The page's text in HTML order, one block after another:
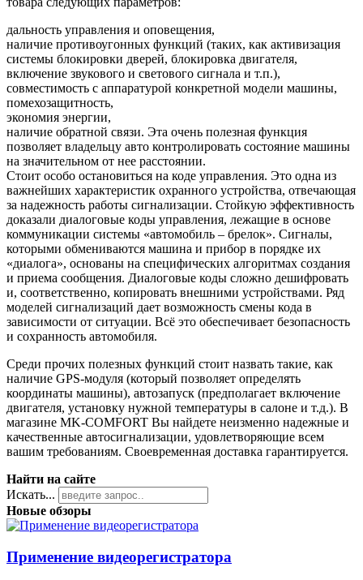
дальность управления и оповещения,
наличие противоугонных функций (таких, как активизация
системы блокировки дверей, блокировка двигателя,
включение звукового и светового сигнала и т.п.),
совместимость с аппаратурой конкретной модели машины,
помехозащитность,
экономия энергии,
наличие обратной связи. Эта очень полезная функция
позволяет владельцу авто контролировать состояние машины
на значительном от нее расстоянии.
Стоит особо остановиться на коде управления. Это одна из
важнейших характеристик охранного устройства, отвечающая
за надежность работы сигнализации. Стойкую эффективность
доказали диалоговые коды управления, лежащие в основе
коммуникации системы «автомобиль – брелок». Сигналы,
которыми обмениваются машина и прибор в порядке их
«диалога», основаны на специфических алгоритмах создания
и приема сообщения. Диалоговые коды сложно дешифровать
и, соответственно, копировать внешними устройствами. Ряд
моделей сигнализаций дает возможность смены кода в
зависимости от ситуации. Всё это обеспечивает безопасность
и сохранность автомобиля.
Среди прочих полезных функций стоит назвать такие, как
наличие GPS-модуля (который позволяет определять
координаты машины), автозапуск (предполагает включение
двигателя, установку нужной температуры в салоне и т.д.). В
магазине MK-COMFORT Вы найдете неизменно надежные и
качественные автосигнализации, удовлетворяющие всем
вашим требованиям. Своевременная доставка гарантируется.
Найти на сайте
Искать...
Новые обзоры
Применение видеорегистратора